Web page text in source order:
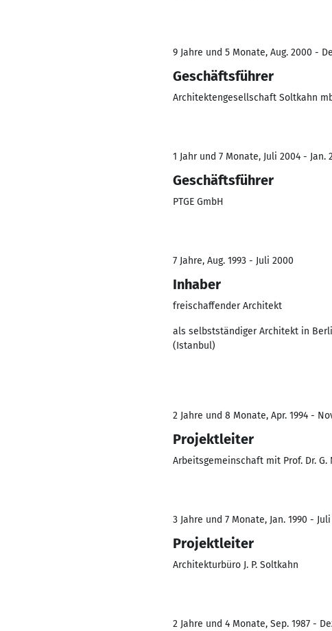
9 Jahre und 5 Monate, Aug. 2000 -
Geschäftsführer
Architektengesellschaft Soltkahn
1 Jahr und 7 Monate, Juli 2004 - Jan.
Geschäftsführer
PTGE GmbH
7 Jahre, Aug. 1993 - Juli 2000
Inhaber
freischaffender Architekt
als selbstständiger Architekt in
(Istanbul)
2 Jahre und 8 Monate, Apr. 1994 -
Projektleiter
Arbeitsgemeinschaft mit Prof. Dr. G.
3 Jahre und 7 Monate, Jan. 1990 - Juli
Projektleiter
Architekturbüro J. P. Soltkahn
2 Jahre und 4 Monate, Sep. 1987 -